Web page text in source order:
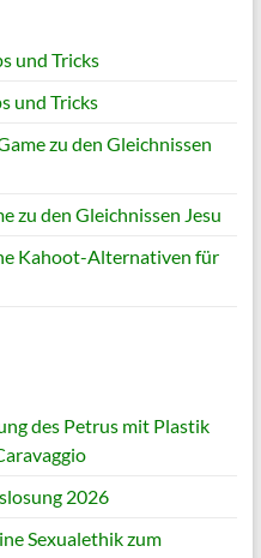
und Tricks
und Tricks
zu den Gleichnissen
zu den Gleichnissen Jesu
Kahoot-Alternativen für
des Petrus mit Plastik
2026
Sexualethik zum